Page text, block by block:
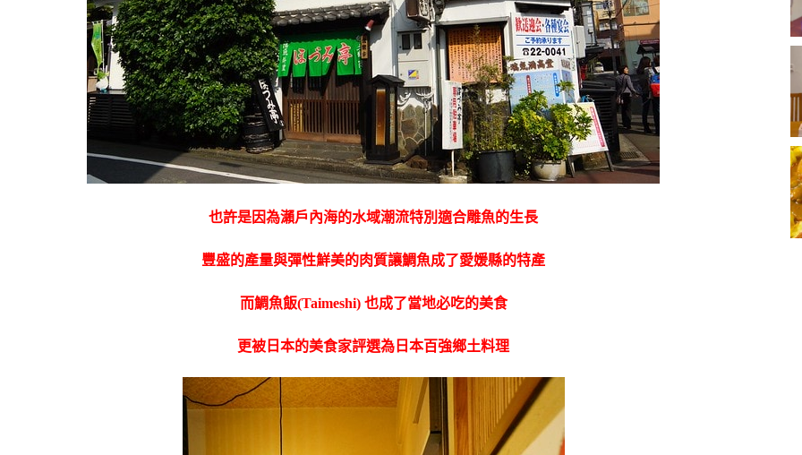
也許是因為瀨戶內海的水域潮流特別適合雕魚的生長
豐盛的產量與彈性鮮美的肉質讓鯛魚成了愛媛縣的特產
而鯛魚飯(Taimeshi) 也成了當地必吃的美食
更被日本的美食家評選為日本百強鄉土料理